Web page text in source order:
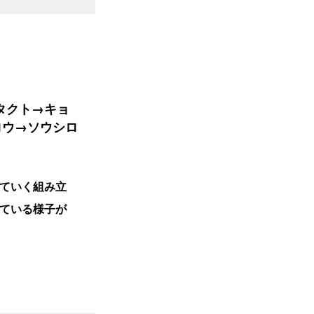
ト→キョ
→ソウシロ
いく組み立
いる様子が